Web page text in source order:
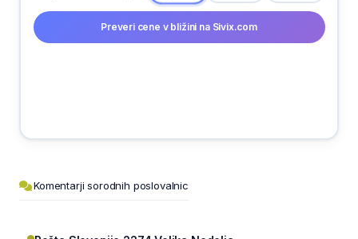
Preveri cene v bližini na Sivix.com
Komentarji sorodnih poslovalnic